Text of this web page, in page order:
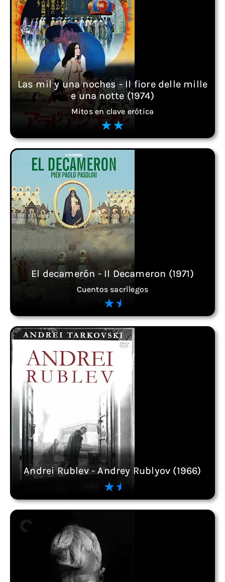
Las mil y una noches - Il fiore delle mille
e una notte (1974)
Mitos en clave erótica
El decamerón - Il Decameron (1971)
Cuentos sacrílegos
Andrei Rublev - Andrey Rublyov (1966)